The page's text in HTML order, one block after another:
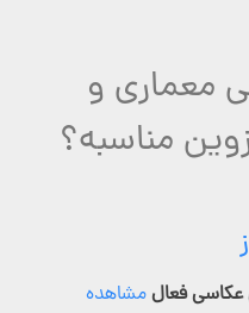
معماری و
مناسبه؟
مشاهده